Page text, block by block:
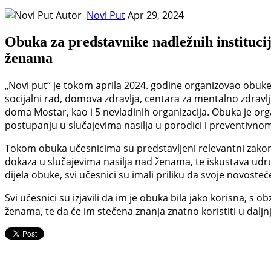
Autor Novi PutApr 29, 2024
Obuka za predstavnike nadležnih
ženama
„Novi put“ je tokom aprila 2024. godine organizovao
socijalni rad, domova zdravlja, centara za mentalno
doma Mostar, kao i 5 nevladinih organizacija. Obuka je
postupanju u slučajevima nasilja u porodici i
Tokom obuka učesnicima su predstavljeni relevantni
dokaza u slučajevima nasilja nad ženama, te iskustava
dijela obuke, svi učesnici su imali priliku da svoje
Svi učesnici su izjavili da im je obuka bila jako korisna, s
ženama, te da će im stečena znanja znatno koristiti u